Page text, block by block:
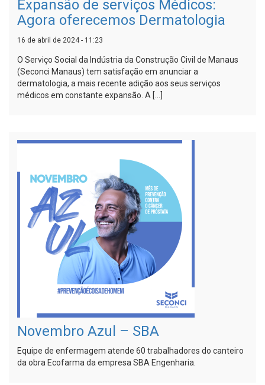
Expansão de serviços Médicos:
Agora oferecemos Dermatologia
16 de abril de 2024 - 11:23
O Serviço Social da Indústria da Construção Civil de Manaus
(Seconci Manaus) tem satisfação em anunciar a
dermatologia, a mais recente adição aos seus serviços
médicos em constante expansão. A […]
Novembro Azul – SBA
Equipe de enfermagem atende 60 trabalhadores do canteiro
da obra Ecofarma da empresa SBA Engenharia.